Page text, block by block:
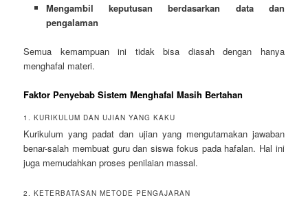
Mengambil keputusan berdasarkan data dan
pengalaman
Semua kemampuan ini tidak bisa diasah dengan hanya
menghafal materi.
Faktor Penyebab Sistem Menghafal Masih Bertahan
1. KURIKULUM DAN UJIAN YANG KAKU
Kurikulum yang padat dan ujian yang mengutamakan jawaban
benar-salah membuat guru dan siswa fokus pada hafalan. Hal ini
juga memudahkan proses penilaian massal.
2. KETERBATASAN METODE PENGAJARAN